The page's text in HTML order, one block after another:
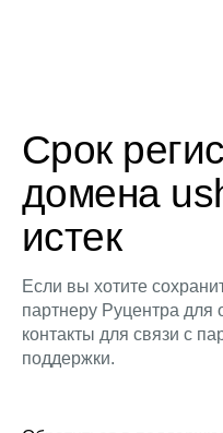
Срок
домена
истек
Если вы хотите
партнеру Руцентра для
контакты для связи с
поддержки.